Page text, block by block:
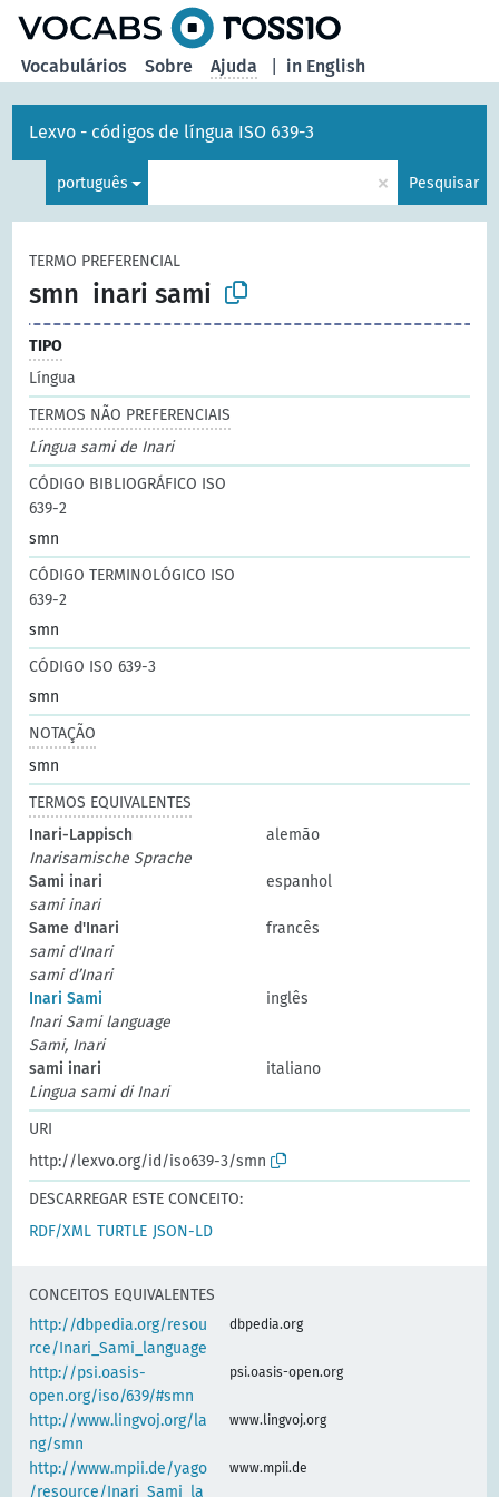
in English
Vocabulários Sobre Ajuda
Lexvo - códigos de língua ISO 639-3
português × Pesquisar
TERMO PREFERENCIAL
smn inari sami
TIPO
Língua
TERMOS NÃO PREFERENCIAIS
Língua sami de Inari
CÓDIGO BIBLIOGRÁFICO ISO
639-2
smn
CÓDIGO TERMINOLÓGICO ISO
639-2
smn
CÓDIGO ISO 639-3
smn
NOTAÇÃO
smn
TERMOS EQUIVALENTES
Inari-Lappisch
alemão
Inarisamische Sprache
Sami inari
espanhol
sami inari
Same d'Inari
francês
sami d'Inari
sami d’Inari
Inari Sami
inglês
Inari Sami language
Sami, Inari
sami inari
italiano
Lingua sami di Inari
URI
http://lexvo.org/id/iso639-3/smn
DESCARREGAR ESTE CONCEITO:
RDF/XML TURTLE JSON-LD
CONCEITOS EQUIVALENTES
http://dbpedia.org/resou
rce/Inari_Sami_language
dbpedia.org
http://psi.oasis-
open.org/iso/639/#smn
psi.oasis-open.org
http://www.lingvoj.org/la
ng/smn
www.lingvoj.org
http://www.mpii.de/yago
/resource/Inari_Sami_la
www.mpii.de